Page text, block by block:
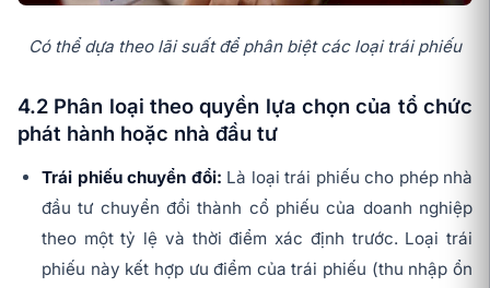
Có thể dựa theo lãi suất để phân biệt các loại trái phiếu
4.2 Phân loại theo quyền lựa chọn của tổ chức
phát hành hoặc nhà đầu tư
Trái phiếu chuyển đổi: Là loại trái phiếu cho phép nhà
đầu tư chuyển đổi thành cổ phiếu của doanh nghiệp
theo một tỷ lệ và thời điểm xác định trước. Loại trái
phiếu này kết hợp ưu điểm của trái phiếu (thu nhập ổn